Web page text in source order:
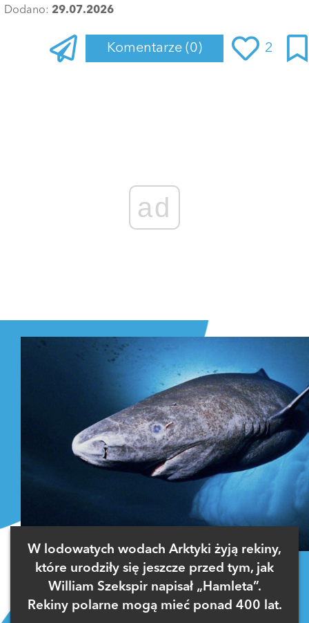
Dodano: 29.07.2026
Komentarze (0) 2
ad
W lodowatych wodach Arktyki żyją rekiny,
które urodziły się jeszcze przed tym, jak
William Szekspir napisał „Hamleta”.
Rekiny polarne mogą mieć ponad 400 lat.